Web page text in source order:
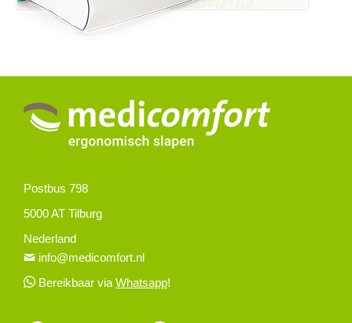
Postbus 798
5000 AT Tilburg
Nederland
info@medicomfort.nl
Bereikbaar via Whatsapp!